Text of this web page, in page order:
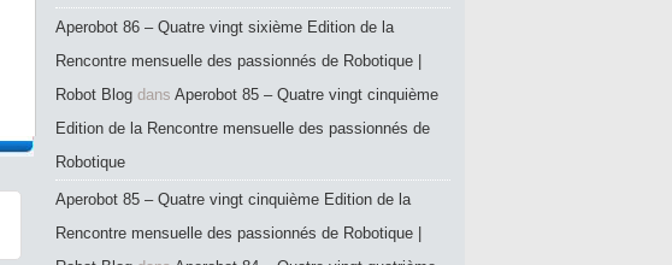
Aperobot 86 – Quatre vingt sixième Edition de la
Rencontre mensuelle des passionnés de Robotique |
Robot Blog dans Aperobot 85 – Quatre vingt cinquième
Edition de la Rencontre mensuelle des passionnés de
Robotique
Aperobot 85 – Quatre vingt cinquième Edition de la
Rencontre mensuelle des passionnés de Robotique |